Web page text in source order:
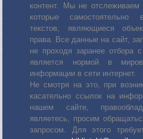
контент. Мы не отслеживаем
которые самостоятельно
текстов, являющиеся
права. Все данные на сайт,
не проходя заранее отбора
является нормой в
информации в сети интернет.
Не смотря на это, при
касательно ссылок на
нашем сайте,
являетесь, просим
запросом. Для этого